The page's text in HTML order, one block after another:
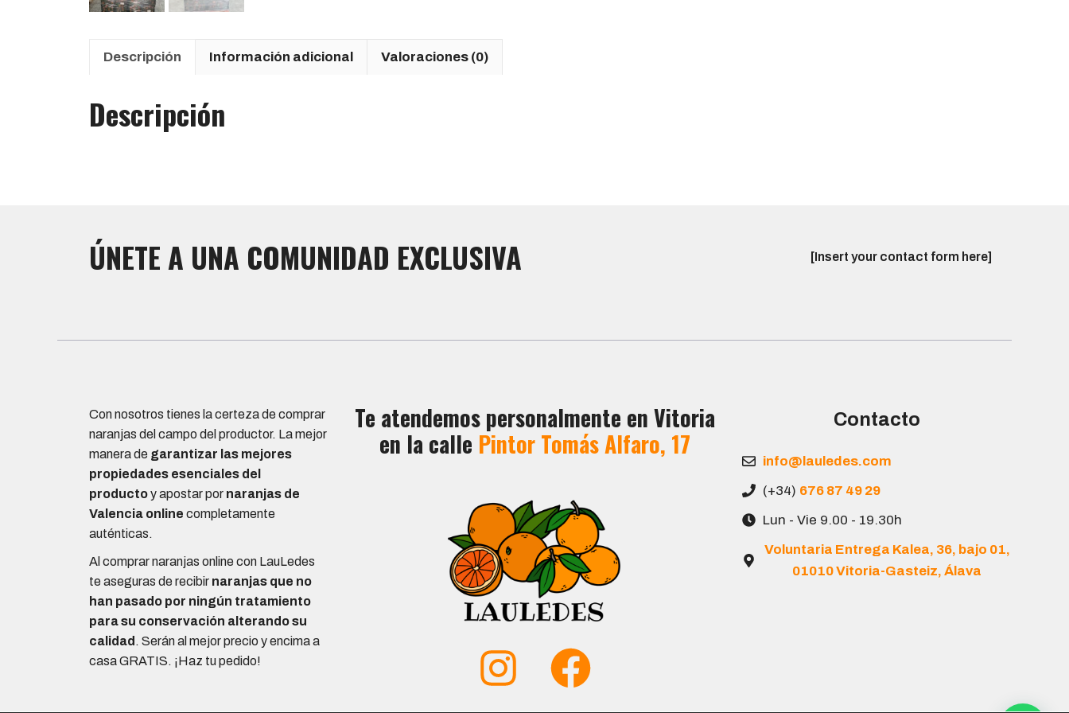
Descripción Información adicional Valoraciones (0)
Descripción
ÚNETE A UNA COMUNIDAD EXCLUSIVA [Insert your contact form here]
Con nosotros tienes la certeza de comprar
naranjas del campo del productor. La mejor
manera de garantizar las mejores
propiedades esenciales del
productoy apostar por naranjas de
Valencia online completamente
auténticas.
Al comprar naranjas online con LauLedes
te aseguras de recibir naranjas que no
han pasado por ningún tratamiento
para su conservación alterandosu
calidad . Serán al mejor precio y encima a
casa GRATIS. ¡Haz tu pedido!
Te atendemos personalmente en Vitoria
en la calle Pintor Tomás Alfaro, 17
Contacto
info@lauledes.com
(+34) 676 87 49 29
Lun - Vie 9.00 - 19.30h
Voluntaria Entrega Kalea, 36, bajo 01,
01010 Vitoria-Gasteiz, Álava